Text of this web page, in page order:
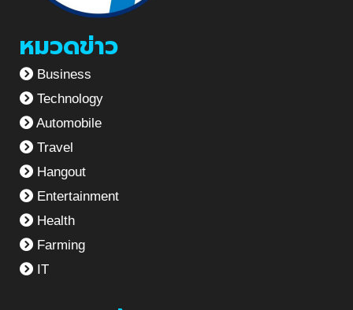
หมวดข่าว
Business
Technology
Automobile
Travel
Hangout
Entertainment
Health
Farming
IT